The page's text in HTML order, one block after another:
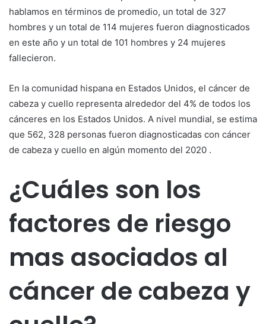
hablamos en términos de promedio, un total de 327
hombres y un total de 114 mujeres fueron diagnosticados
en este año y un total de 101 hombres y 24 mujeres
fallecieron.
En la comunidad hispana en Estados Unidos, el cáncer de
cabeza y cuello representa alrededor del 4% de todos los
cánceres en los Estados Unidos. A nivel mundial, se estima
que 562, 328 personas fueron diagnosticadas con cáncer
de cabeza y cuello en algún momento del 2020 .
¿Cuáles son los
factores de riesgo
mas asociados al
cáncer de cabeza y